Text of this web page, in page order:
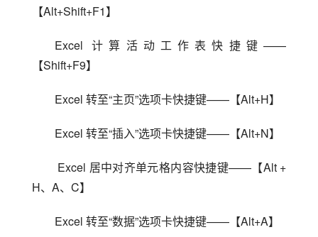
【Alt+Shift+F1】
Excel 计算活动工作表快捷键——
【Shift+F9】
Excel 转至“主页”选项卡快捷键——【Alt+H】
Excel 转至“插入”选项卡快捷键——【Alt+N】
H、A、C】
Excel 转至“数据”选项卡快捷键——【Alt+A】